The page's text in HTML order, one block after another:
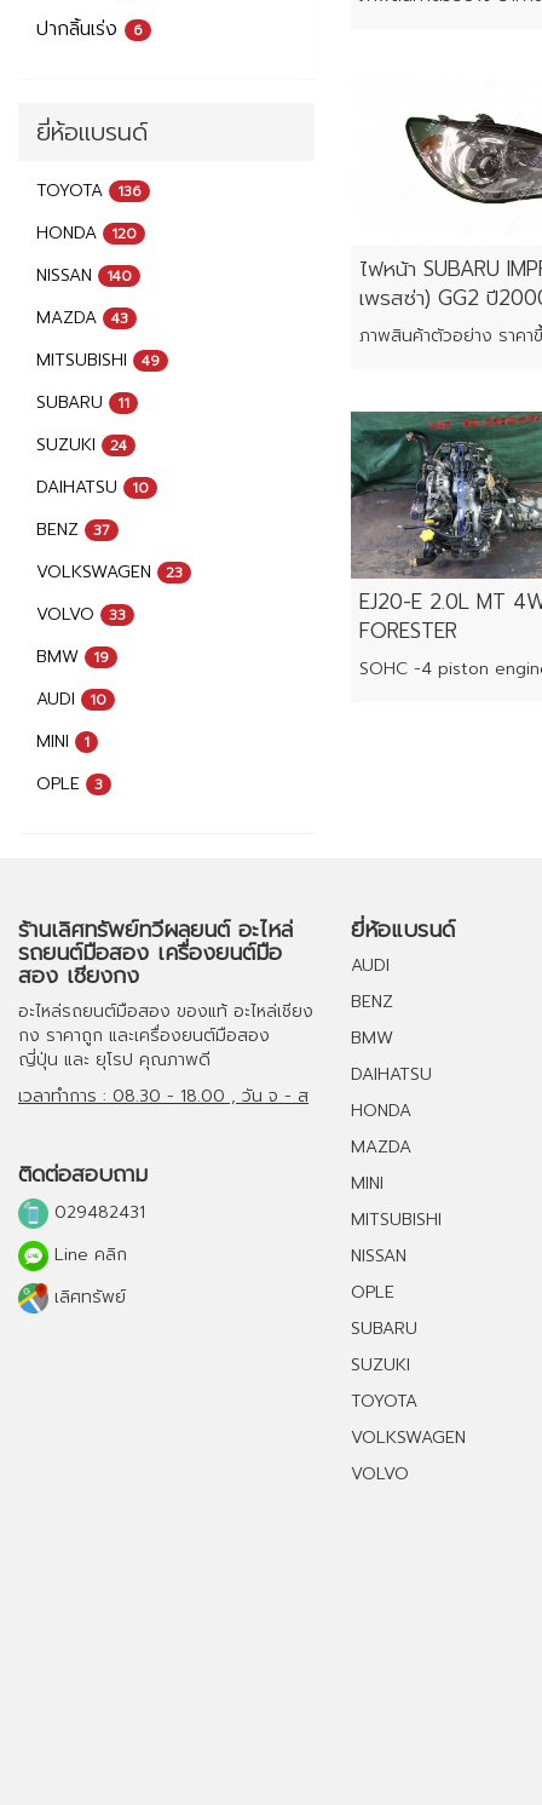
ปากลิ้นเร่ง 6
ยี่ห้อแบรนด์
TOYOTA 136
HONDA 120
NISSAN 140
MAZDA 43
MITSUBISHI 49
SUBARU 11
SUZUKI 24
DAIHATSU 10
BENZ 37
VOLKSWAGEN 23
VOLVO 33
BMW 19
AUDI 10
MINI 1
OPLE 3
ไฟหน้า SUBARU
เพรสซ่า) GG2 ปี
EJ20-E 2.0L MT
FORESTER
SOHC -4 piston
ร้านเลิศทรัพย์ทวีผลยนต์ อะไหล่
รถยนต์มือสอง เครื่องยนต์มือ
สอง เชียงกง
อะไหล่รถยนต์มือสอง ของแท้ อะไหล่เชียง
กง ราคาถูก และเครื่องยนต์มือสอง
ญี่ปุ่น และ ยุโรป คุณภาพดี
เวลาทำการ : 08.30 - 18.00 , วัน จ - ส
ติดต่อสอบถาม
029482431
Line คลิก
เลิศทรัพย์
ยี่ห้อแบรนด์
AUDI
BENZ
BMW
DAIHATSU
HONDA
MAZDA
MINI
MITSUBISHI
NISSAN
OPLE
SUBARU
SUZUKI
TOYOTA
VOLKSWAGEN
VOLVO